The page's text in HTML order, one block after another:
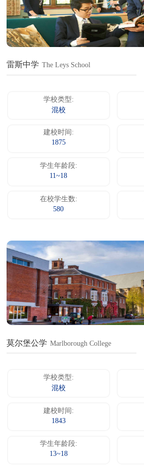
雷斯中学 The Leys School
学校类型:
混校
建校时间:
1875
学生年龄段:
11~18
在校学生数:
580
莫尔堡公学 Marlborough College
学校类型:
混校
建校时间:
1843
学生年龄段:
13~18